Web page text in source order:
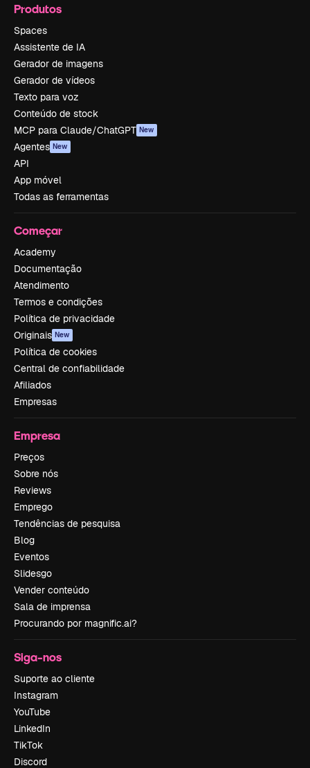
Produtos
Spaces
Assistente de IA
Gerador de imagens
Gerador de vídeos
Texto para voz
Conteúdo de stock
MCP para Claude/ChatGPT New
Agentes New
API
App móvel
Todas as ferramentas
Começar
Academy
Documentação
Atendimento
Termos e condições
Política de privacidade
Originais New
Política de cookies
Central de confiabilidade
Afiliados
Empresas
Empresa
Preços
Sobre nós
Reviews
Emprego
Tendências de pesquisa
Blog
Eventos
Slidesgo
Vender conteúdo
Sala de imprensa
Procurando por magnific.ai?
Siga-nos
Suporte ao cliente
Instagram
YouTube
LinkedIn
TikTok
Discord